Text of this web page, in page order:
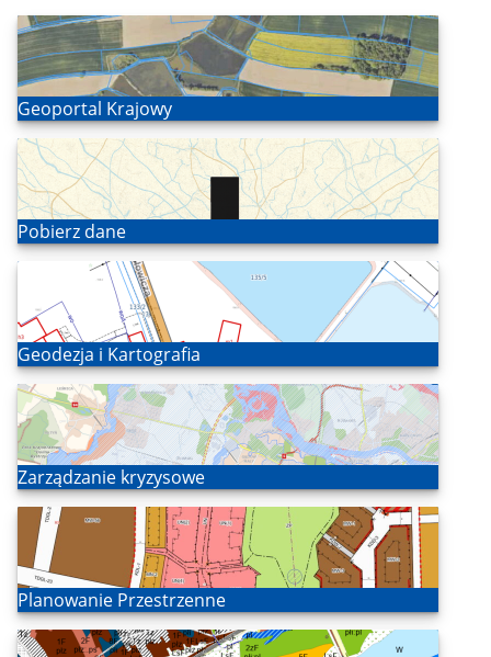
Otwórz
Geoportal Krajowy
Otwórz
Pobierz dane
Otwórz
Geodezja i Kartografia
Otwórz
Zarządzanie kryzysowe
Otwórz
Planowanie Przestrzenne